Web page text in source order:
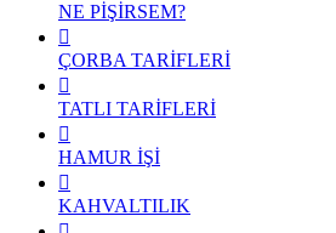
NE PİŞİRSEM?
ÇORBA TARİFLERİ
TATLI TARİFLERİ
HAMUR İŞİ
KAHVALTILIK